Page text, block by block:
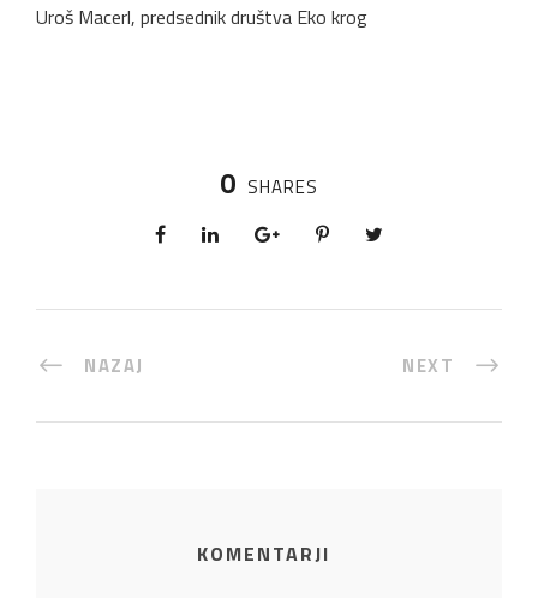
Uroš Macerl, predsednik društva Eko krog
0 SHARES
NAZAJ NEXT
KOMENTARJI